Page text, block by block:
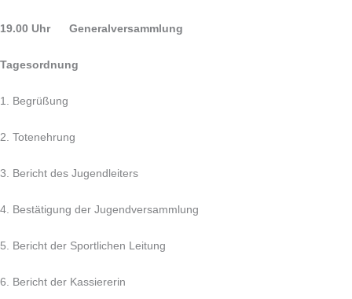
19.00 Uhr Generalversammlung
Tagesordnung
1. Begrüßung
2. Totenehrung
3. Bericht des Jugendleiters
4. Bestätigung der Jugendversammlung
5. Bericht der Sportlichen Leitung
6. Bericht der Kassiererin